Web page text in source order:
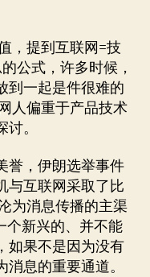
性
与
微
博
客
，提到互联网=技
公式，许多时候，
到一起是件很难的
人偏重于产品技术
讨。
，伊朗选举事件
与互联网采取了比
为消息传播的主渠
个新兴的、并不能
如果不是因为没有
息的重要通道。